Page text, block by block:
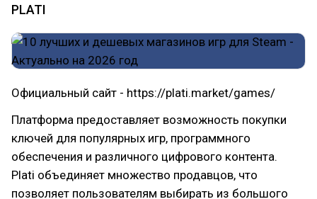
PLATI
Официальный сайт - https://plati.market/games/
Платформа предоставляет возможность покупки
ключей для популярных игр, программного
обеспечения и различного цифрового контента.
Plati объединяет множество продавцов, что
позволяет пользователям выбирать из большого